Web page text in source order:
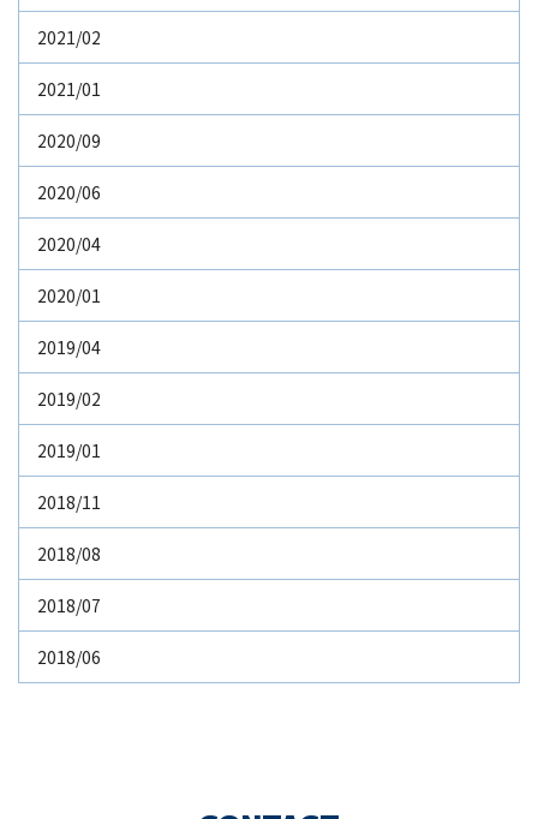
2021/02
2021/01
2020/09
2020/06
2020/04
2020/01
2019/04
2019/02
2019/01
2018/11
2018/08
2018/07
2018/06